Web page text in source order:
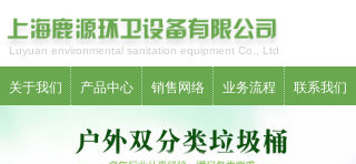
Luyuan environmental sanitation equipment Co., Ltd
关于我们 产品中心 销售网络 业务流程 联系我们